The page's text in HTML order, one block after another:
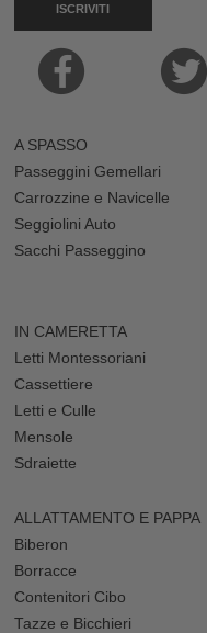
ISCRIVITI
A SPASSO
Passeggini Gemellari
Carrozzine e Navicelle
Seggiolini Auto
Sacchi Passeggino
IN CAMERETTA
Letti Montessoriani
Cassettiere
Letti e Culle
Mensole
Sdraiette
ALLATTAMENTO E PAPPA
Biberon
Borracce
Contenitori Cibo
Tazze e Bicchieri